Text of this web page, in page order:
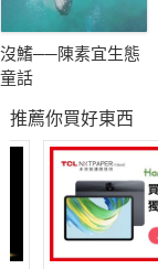
沒鰭──陳素宜生態
童話
推薦你買好東西